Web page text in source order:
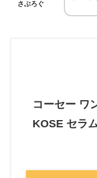
さぶろぐ
コーセー ワ
KOSE セラ